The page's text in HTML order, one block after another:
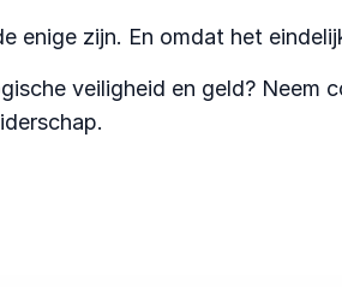
enige zijn. En omdat het
veiligheid en geld? Neem